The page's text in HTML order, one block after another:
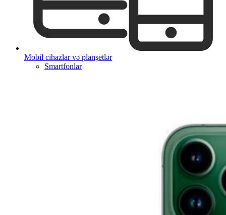
Mobil cihazlar və planşetlər
Smartfonlar